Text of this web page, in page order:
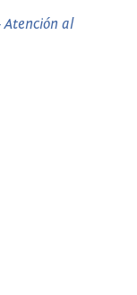
Atención al